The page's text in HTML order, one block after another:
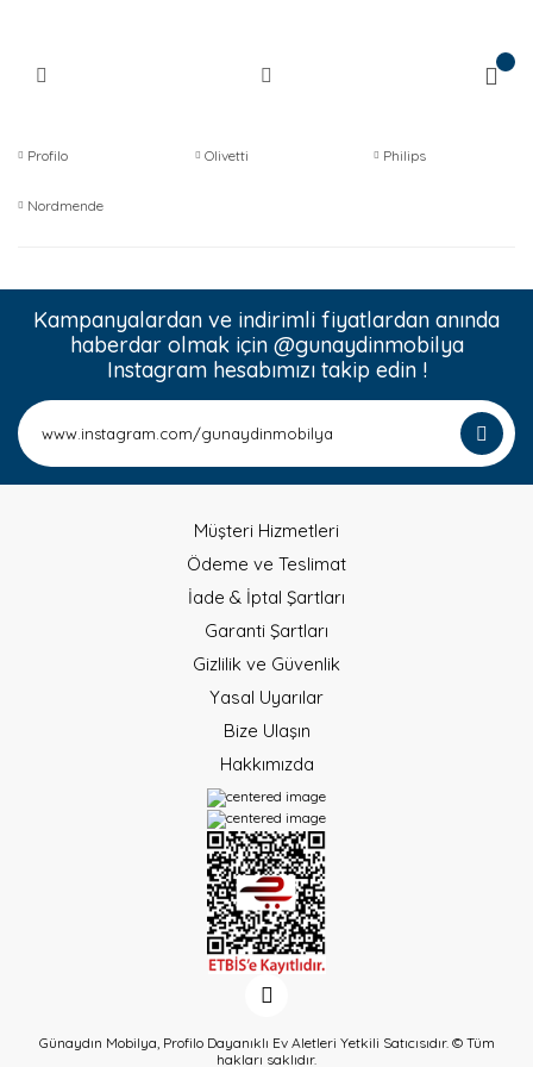
Profilo Olivetti Philips
Nordmende
Kampanyalardan ve indirimli fiyatlardan anında
haberdar olmak için @gunaydinmobilya
Instagram hesabımızı takip edin !
Müşteri Hizmetleri
Ödeme ve Teslimat
İade & İptal Şartları
Garanti Şartları
Gizlilik ve Güvenlik
Yasal Uyarılar
Bize Ulaşın
Hakkımızda
Günaydın Mobilya, Profilo Dayanıklı Ev Aletleri Yetkili Satıcısıdır. © Tüm
hakları saklıdır.